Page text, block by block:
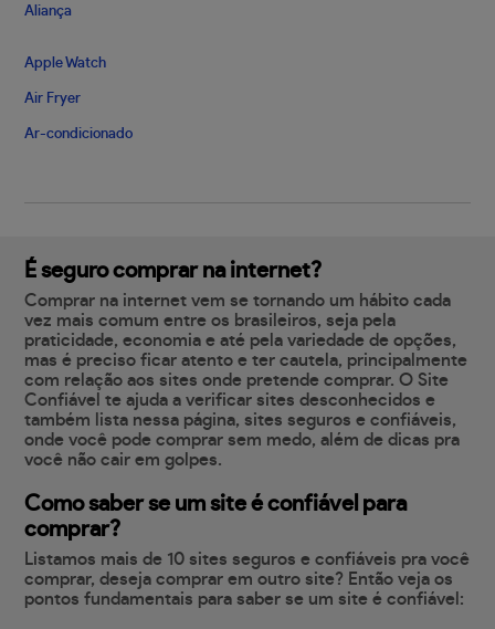
Aliança
Apple Watch
Air Fryer
Ar-condicionado
É seguro comprar na internet?
Comprar na internet vem se tornando um hábito cada
vez mais comum entre os brasileiros, seja pela
praticidade, economia e até pela variedade de opções,
mas é preciso ficar atento e ter cautela, principalmente
com relação aos sites onde pretende comprar. O Site
Confiável te ajuda a verificar sites desconhecidos e
também lista nessa página, sites seguros e confiáveis,
onde você pode comprar sem medo, além de dicas pra
você não cair em golpes.
Como saber se um site é confiável para
comprar?
Listamos mais de 10 sites seguros e confiáveis pra você
comprar, deseja comprar em outro site? Então veja os
pontos fundamentais para saber se um site é confiável: